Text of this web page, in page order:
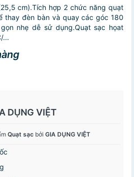
cm).Tích hợp 2 chức năng quạt
thay đèn bàn và quay các góc 180
nhẹ dễ sử dụng.Quạt sạc họat
...
DỤNG VIỆT
Quạt sạc bởi GIA DỤNG VIỆT